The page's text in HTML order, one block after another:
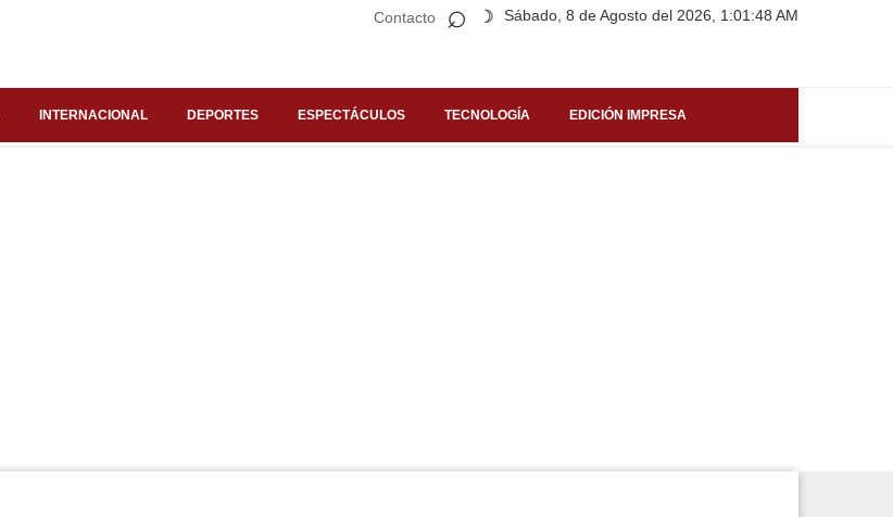
Contacto Sábado, 8 de Agosto del 2026, 1:01:48 AM
⌕ ☽
INTERNACIONAL DEPORTES ESPECTÁCULOS TECNOLOGÍA EDICIÓN IMPRESA